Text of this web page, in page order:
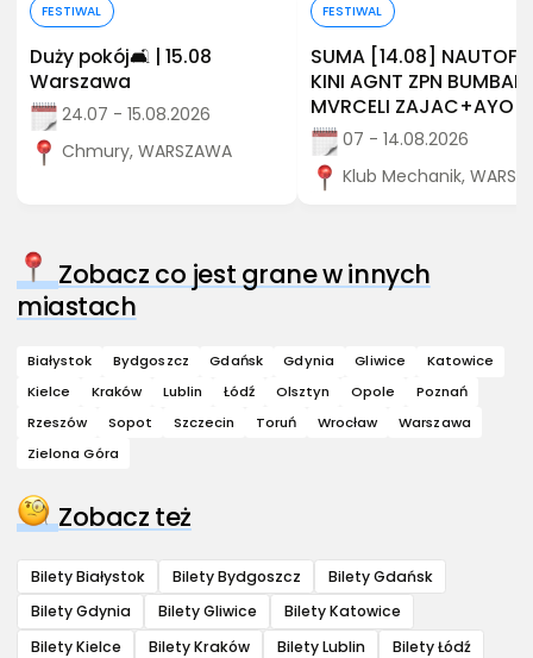
FESTIWAL
Duży pokój🛋️ | 15.08
Warszawa
24.07 - 15.08.2026
Chmury, WARSZAWA
FESTIWAL
SUMA [14.08]
KINI AGNT ZPN
MVRCELI ZAJAC+AYO
07 - 14.08.2026
Klub Mechanik,
Zobacz co jest grane w innych
miastach
Białystok Bydgoszcz Gdańsk Gdynia Gliwice
Katowice
Kielce
Kraków Lublin Łódź Olsztyn Opole
Poznań
Rzeszów
Sopot Szczecin Toruń Wrocław
Warszawa
Zielona Góra
Zobacz też
Bilety Białystok Bilety Bydgoszcz
Bilety Gdańsk
Bilety Gdynia
Bilety Gliwice
Bilety Katowice
Bilety Kielce
Bilety Kraków Bilety Lublin
Bilety Łódź